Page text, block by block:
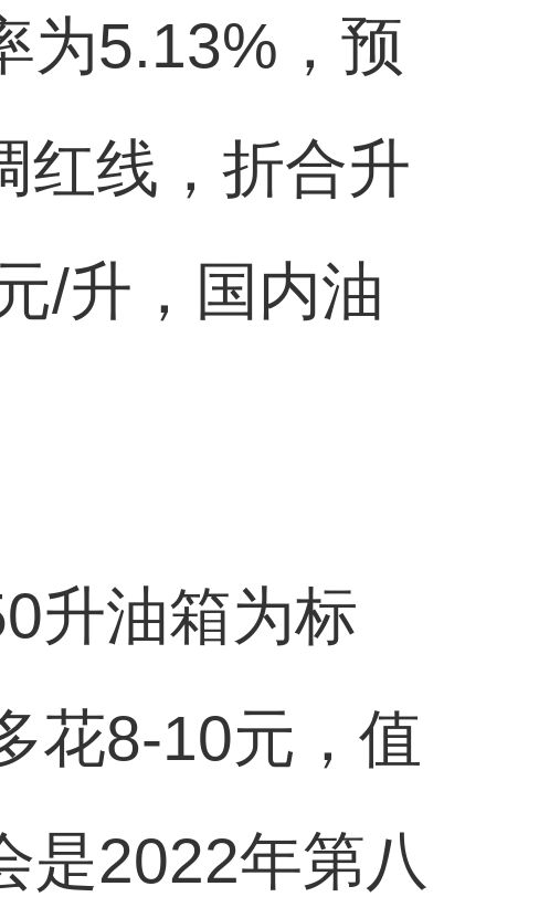
为5.13%，预
红线，折合升
/升，国内油
升油箱为标
花8-10元，值
是2022年第八